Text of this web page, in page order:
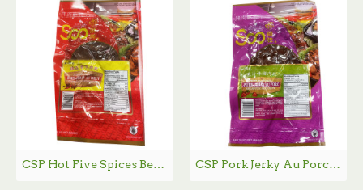
CSP Hot Five Spices Beef Jerky Au Boeuf / 狮牌辣五香牛肉干 - 85g CSP Pork Jerky Au Porc / 狮牌果汁味猪肉干 - 85g